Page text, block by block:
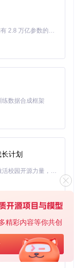
精彩内容等你共创
Kimi K3 是Kimi能力最强的模型：这是一个拥有 2.8 万亿参数的混合专家（MoE）模型，具备原生视觉理解能力，并支持 100 万 token 的上下文窗口。
数据合成框架
计划
「源启盛夏」暑期校园开发者成长计划旨在激活校园开源力量，通过积分激励、认证扶持、资源倾斜等形式，引导高校组织和开发者完成「入驻 — 建项目 — 做贡献 — 获认证 — 得资源」的完整闭环。无论你是想带领社团入驻平台的组织者，还是希望用代码贡献证明自己的开发者，都能在这里找到属于你的成长路径。
基于Python的Xiaozhi AI，适用于想要完整Xiaozhi体验而无需拥有专用硬件的用户。